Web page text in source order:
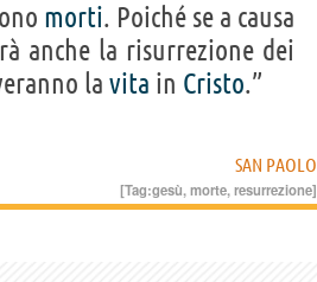
morti. Poiché se a causa
anche la risurrezione dei
la vita in Cristo.”
SAN PAOLO
[Tag:gesù,morte,resurrezione]